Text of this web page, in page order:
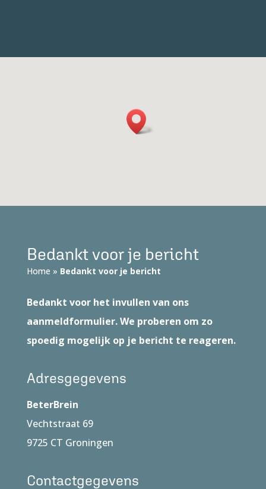
Bedankt voor je bericht
Home » Bedankt voor je bericht
Bedankt voor het invullen van ons
aanmeldformulier. We proberen om zo
spoedig mogelijk op je bericht te reageren.
Adresgegevens
BeterBrein
Vechtstraat 69
9725 CT Groningen
Contactgegevens